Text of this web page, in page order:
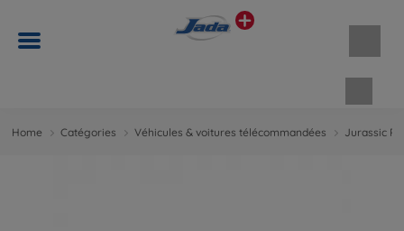
Home Catégories Véhicules & voitures télécommandées Jurassic